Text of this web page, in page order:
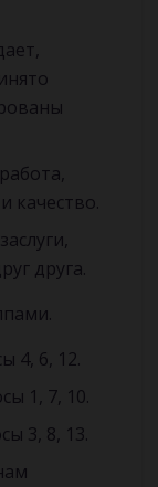
качество.
друга.
4, 6, 12.
1, 7, 10.
3, 8, 13.